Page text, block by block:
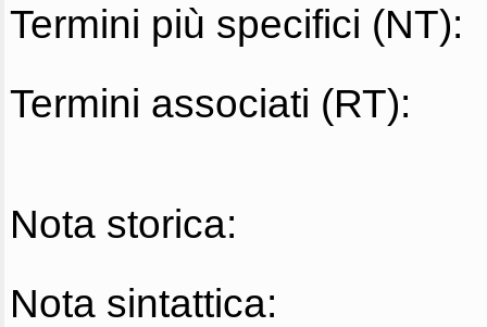
Termini più specifici (NT):
Termini associati (RT):
Nota storica:
Nota sintattica: